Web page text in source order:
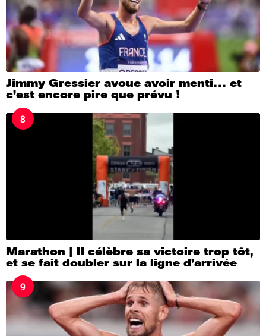
Jimmy Gressier avoue avoir menti… et
c’est encore pire que prévu !
8
Marathon | Il célèbre sa victoire trop tôt,
et se fait doubler sur la ligne d’arrivée
9